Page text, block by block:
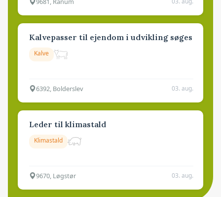
Kalvepasser til ejendom i udvikling søges
Kalve
6392, Bolderslev 03. aug.
Leder til klimastald
Klimastald
9670, Løgstør 03. aug.